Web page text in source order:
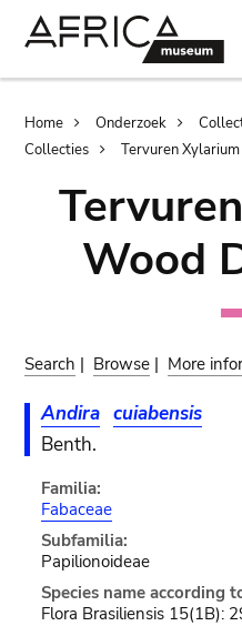
Home Onderzoek
Collecties
Tervuren
Wood
Search | Browse | More
Andira cuiabensis
Benth.
Familia:
Fabaceae
Subfamilia:
Papilionoideae
Species name according
Flora Brasiliensis 15(1B):